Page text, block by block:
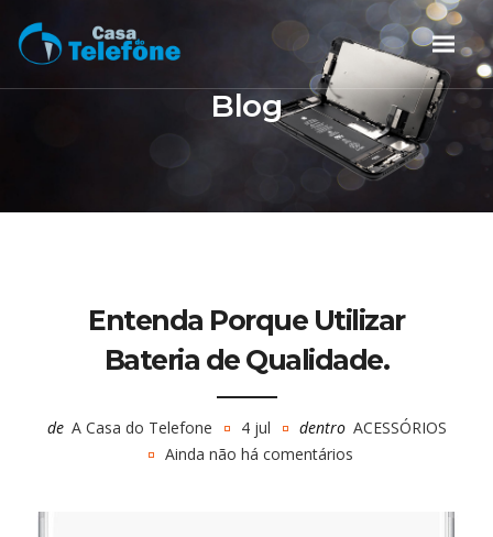
Blog
Entenda Porque Utilizar
Bateria de Qualidade.
de A Casa do Telefone 4 jul dentro ACESSÓRIOS
Ainda não há comentários